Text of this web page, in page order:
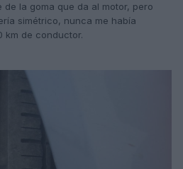
la goma que da al motor, pero
simétrico, nunca me había
km de conductor.